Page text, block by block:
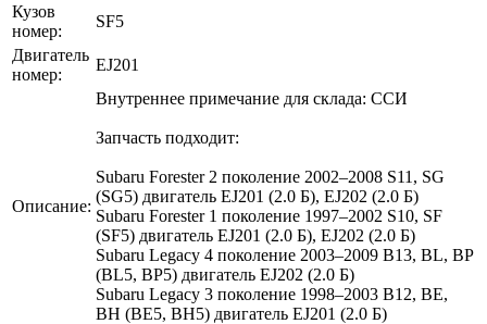
Кузов
номер:
SF5
Двигатель
номер:
EJ201
Описание:
Внутреннее примечание для склада: ССИ
Запчасть подходит:
Subaru Forester 2 поколение 2002–2008 S11, SG
(SG5) двигатель EJ201 (2.0 Б), EJ202 (2.0 Б)
Subaru Forester 1 поколение 1997–2002 S10, SF
(SF5) двигатель EJ201 (2.0 Б), EJ202 (2.0 Б)
Subaru Legacy 4 поколение 2003–2009 B13, BL, BP
(BL5, BP5) двигатель EJ202 (2.0 Б)
Subaru Legacy 3 поколение 1998–2003 B12, BE,
BH (BE5, BH5) двигатель EJ201 (2.0 Б)